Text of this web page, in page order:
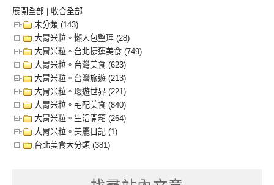
展開全部
收合全部
未分類 (143)
大胃米粒。懶人包整理 (28)
大胃米粒。台北捷運美食 (749)
大胃米粒。台灣美食 (623)
大胃米粒。台灣旅遊 (213)
大胃米粒。環遊世界 (221)
大胃米粒。宅配美食 (840)
大胃米粒。生活開箱 (264)
大胃米粒。美麗日記 (1)
台北美食大分類 (381)